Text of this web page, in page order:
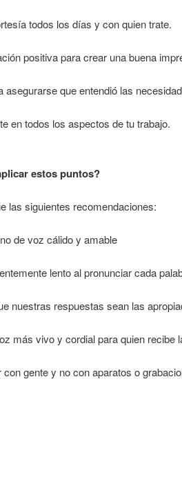
todos los días y con quien trate.
positiva para crear una buena
que entendió las
en todos los aspectos de tu trabajo.
estos puntos?
las siguientes recomendaciones:
de voz cálido y amable
lento al pronunciar cada
nuestras respuestas sean las
más vivo y cordial para quien recibe
gente y no con aparatos o